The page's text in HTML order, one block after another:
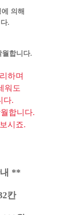
의해
.
합니다.
하며
워도
다.
합니다.
시죠.
**